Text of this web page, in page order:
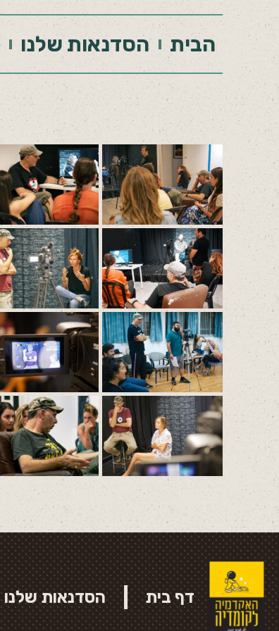
הבית הסדנאות שלנו
דף בית הסדנאות שלנו